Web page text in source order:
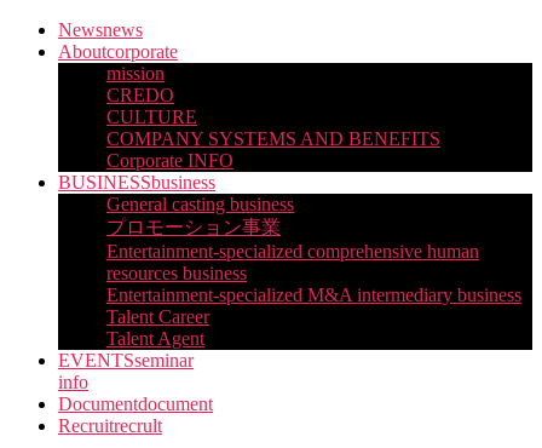
Skip
Newsnews
Aboutcorporate
mission
CREDO
CULTURE
COMPANY SYSTEMS AND BENEFITS
Corporate INFO
BUSINESSbusiness
General casting business
プロモーション事業
Entertainment-specialized comprehensive human
resources business
Entertainment-specialized M&A intermediary business
Talent Career
Talent Agent
EVENTSseminar
info
Documentdocument
Recruitrecrult